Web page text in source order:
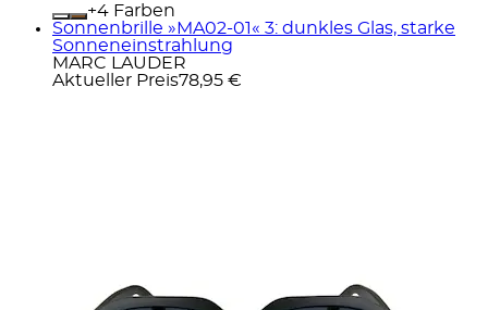
+
Farben
Sonnenbrille »MA02-01« 3: dunkles Glas, starke
Sonneneinstrahlung
MARC LAUDER
Aktueller Preis78,95 €